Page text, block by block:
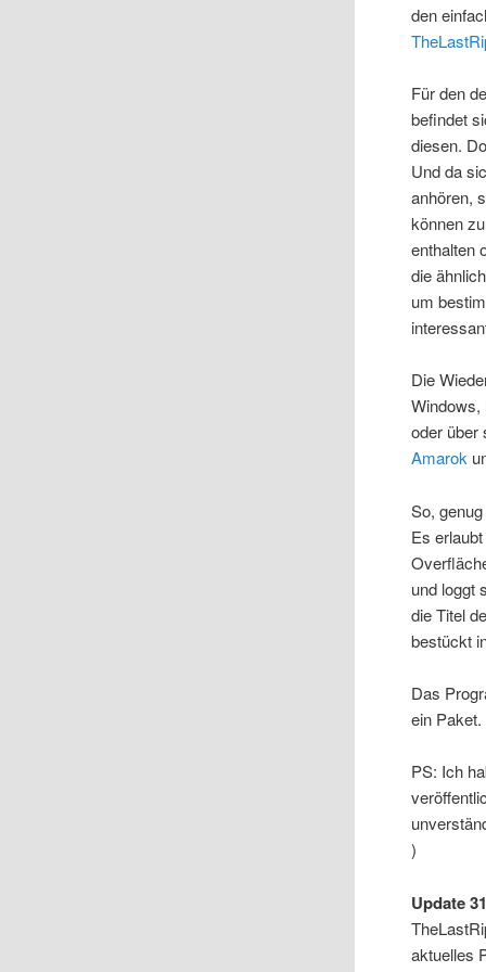
den
Für den
befindet
diesen.
Und da
anhören,
können
enthalten
die
um
Die
Windows,
oder über
Amarok
So,
Es
und loggt
die Titel
bestückt
Das
ein Paket.
PS: Ich
)
Update
aktuelles